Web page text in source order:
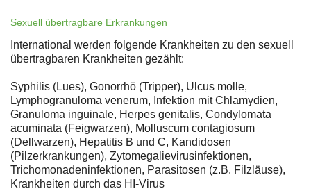
Sexuell übertragbare Erkrankungen
International werden folgende Krankheiten zu den sexuell
übertragbaren Krankheiten gezählt:
Syphilis (Lues), Gonorrhö (Tripper), Ulcus molle,
Lymphogranuloma venerum, Infektion mit Chlamydien,
Granuloma inguinale, Herpes genitalis, Condylomata
acuminata (Feigwarzen), Molluscum contagiosum
(Dellwarzen), Hepatitis B und C, Kandidosen
(Pilzerkrankungen), Zytomegalievirusinfektionen,
Trichomonadeninfektionen, Parasitosen (z.B. Filzläuse),
Krankheiten durch das HI-Virus